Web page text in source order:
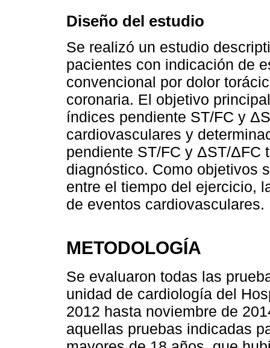
Diseño del estudio
Se realizó un estudio
pacientes con indicación de
convencional por dolor
coronaria. El objetivo
índices pendiente ST/FC y
cardiovasculares y
pendiente ST/FC y ΔST/ΔFC
diagnóstico. Como objetivos
entre el tiempo del ejercicio,
de eventos cardiovasculares.
METODOLOGÍA
Se evaluaron todas las
unidad de cardiología del
2012 hasta noviembre de
aquellas pruebas indicadas